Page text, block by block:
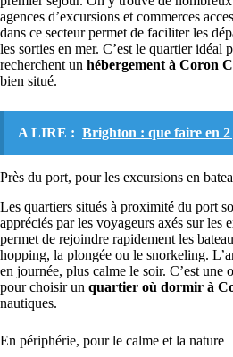
agences d’excursions et commerces
dans ce secteur permet de faciliter les
les sorties en mer. C’est le quartier idéal
recherchent un hébergement à Coron
bien situé.
A LIRE : Brighton : que faire en
Près du port, pour les excursions en
Les quartiers situés à proximité du port
appréciés par les voyageurs axés sur les
permet de rejoindre rapidement les
hopping, la plongée ou le snorkeling.
en journée, plus calme le soir. C’est une
pour choisir un quartier où dormir à
nautiques.
En périphérie, pour le calme et la nature